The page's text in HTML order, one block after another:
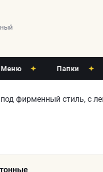
✦ Папки ✦
фирменный стиль, с